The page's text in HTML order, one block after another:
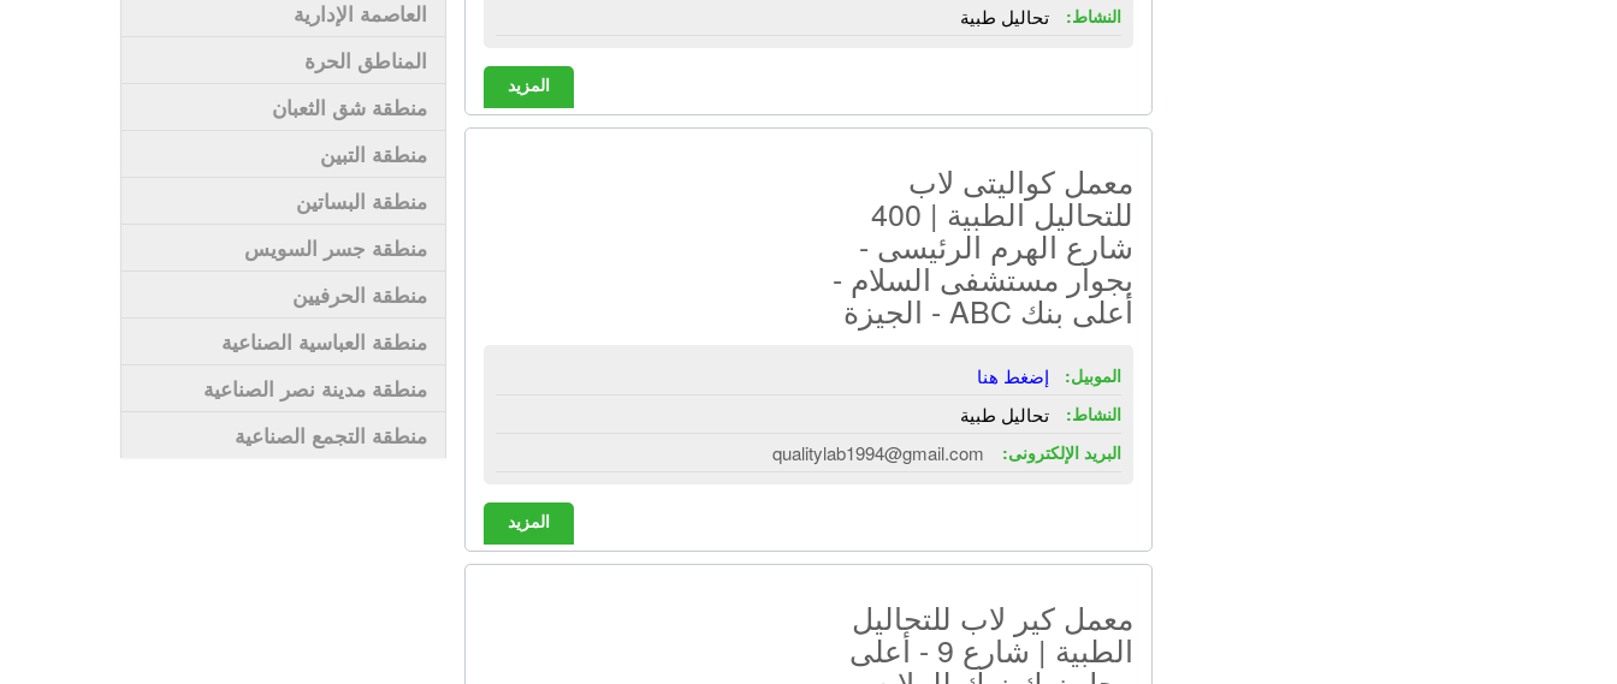
النشاط: تحاليل طبية
المزيد
معمل كواليتى لاب
للتحاليل الطبية | 400
شارع الهرم الرئيسى -
بجوار مستشفى السلام -
أعلى بنك ABC - الجيزة
الموبيل: إضغط هنا
النشاط: تحاليل طبية
البريد الإلكترونى: qualitylab1994@gmail.com
المزيد
معمل كير لاب للتحاليل
الطبية | شارع 9 - أعلى
العاصمة الإدارية
المناطق الحرة
منطقة شق الثعبان
منطقة التبين
منطقة البساتين
منطقة جسر السويس
منطقة الحرفيين
منطقة العباسية الصناعية
منطقة مدينة نصر الصناعية
منطقة التجمع الصناعية